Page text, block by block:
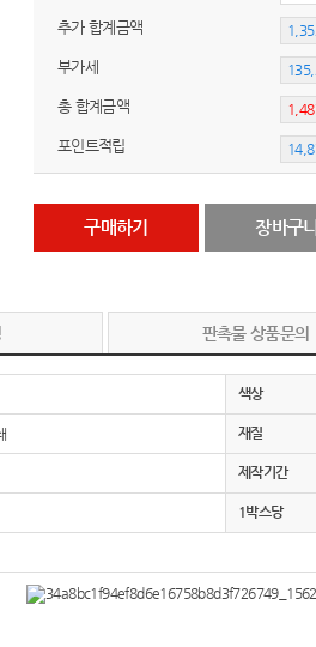
추가 합계금액
부가세
총 합계금액
포인트적립
구매하기 장바구니
판촉물 상품문의
색상
재질
제작기간
1박스당